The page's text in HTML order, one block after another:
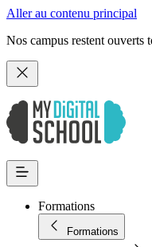
Aller au contenu principal
Nos campus restent ouverts
Formations
Formations